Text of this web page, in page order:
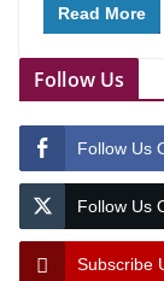
Read More
Follow Us
Follow Us
Follow Us
Subscribe